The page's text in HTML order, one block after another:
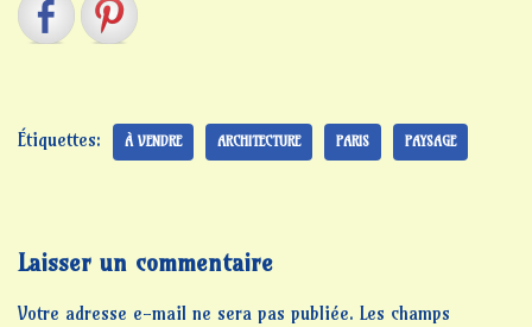
Étiquettes: À VENDRE ARCHITECTURE PARIS PAYSAGE
Laisser un commentaire
Votre adresse e-mail ne sera pas publiée. Les champs